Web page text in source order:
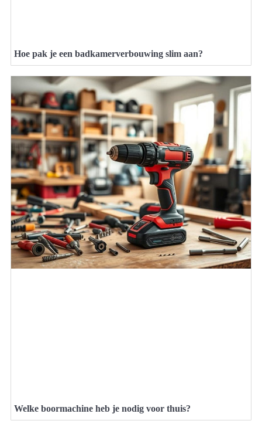
Hoe pak je een badkamerverbouwing slim aan?
Welke boormachine heb je nodig voor thuis?